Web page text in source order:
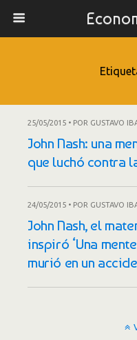
25/05/2015 • POR GUSTAVO
John Nash: una
que luchó contra
24/05/2015 • POR GUSTAVO
John Nash, el
inspiró ‘Una
murió en un